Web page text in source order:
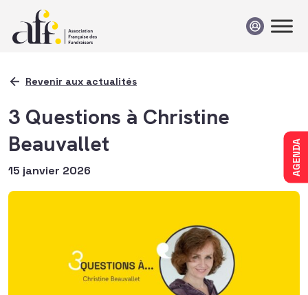
AGENDA
Revenir aux actualités
3 Questions à Christine
Beauvallet
15 janvier 2026